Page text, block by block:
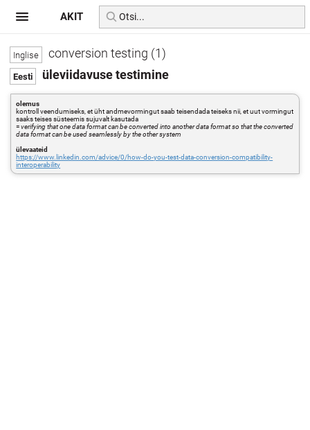
conversion testing (1)
üleviidavuse testimine
olemus
kontroll veendumiseks, et üht andmevormingut saab teisendada teiseks nii, et uut vormingut
saaks teises süsteemis sujuvalt kasutada
=verifying that one data format can be converted into another data format so that the converted
data format can be used seamlessly by the other system
ülevaateid
https://www.linkedin.com/advice/0/how-do-you-test-data-conversion-compatibility-
interoperability
AKIT